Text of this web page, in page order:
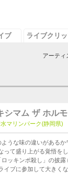
ブ ライブクリ
アーティ
シマム ザ ホル
マリンパーク(静岡県)
の違いがあるかワクワク
って盛り上がる覚悟を
キンポ殺し」の披露も
イブに参加して大きく